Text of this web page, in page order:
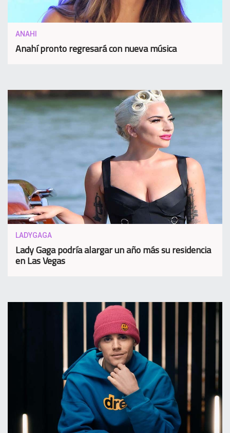
ANAHI
Anahí pronto regresará con nueva música
LADYGAGA
Lady Gaga podría alargar un año más su residencia
en Las Vegas